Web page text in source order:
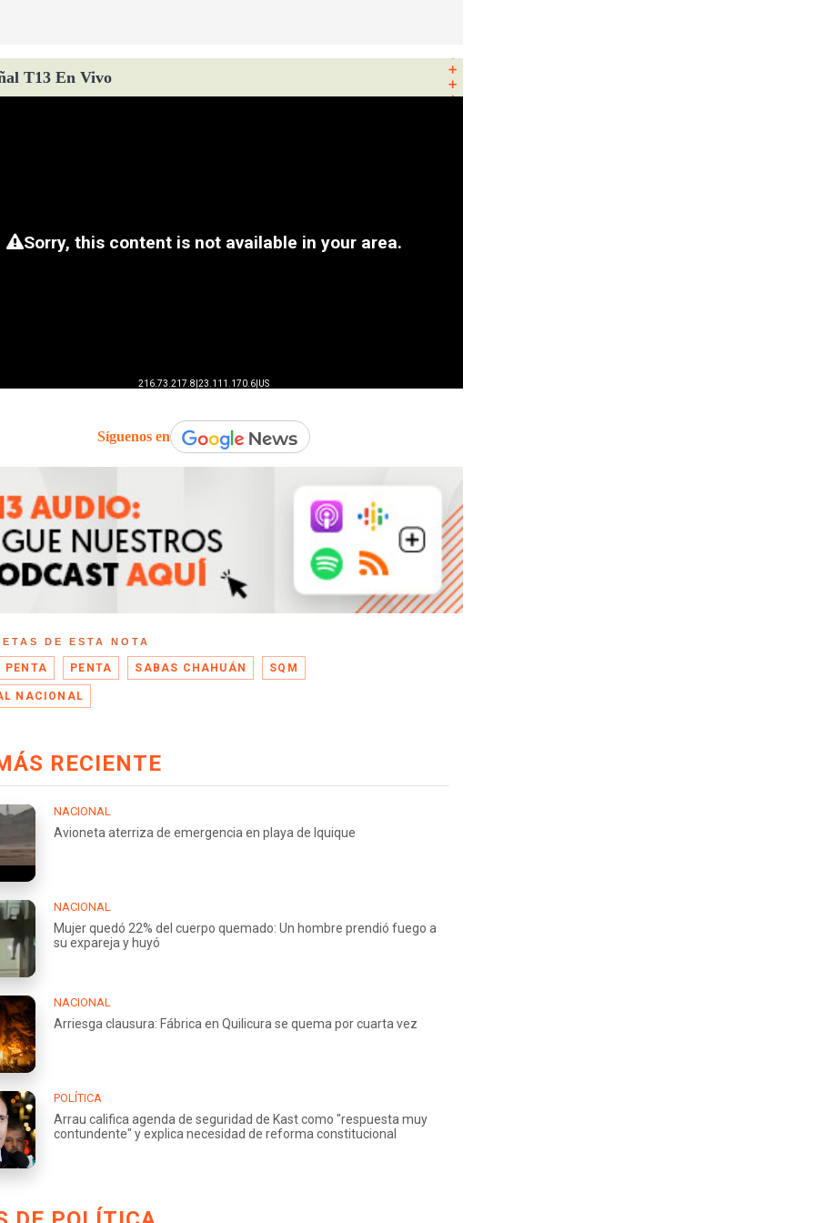
T13 En Vivo
Síguenos en
DE ESTA NOTA
PENTA PENTA SABAS CHAHUÁN SQM
NACIONAL
RECIENTE
NACIONAL
Avioneta aterriza de emergencia en playa de Iquique
NACIONAL
Mujer quedó 22% del cuerpo quemado: Un hombre prendió fuego a
su expareja y huyó
NACIONAL
Arriesga clausura: Fábrica en Quilicura se quema por cuarta vez
POLÍTICA
Arrau califica agenda de seguridad de Kast como "respuesta muy
contundente" y explica necesidad de reforma constitucional